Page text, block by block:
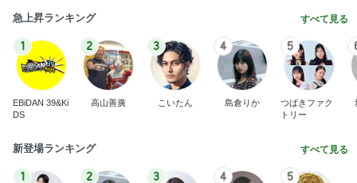
急上昇ランキング すべて見る
1
EBiDAN 39&Ki
DS
2
高山善廣
3
こいたん
4
島倉りか
5
つばきファク
トリー
新登場ランキング すべて見る
1 2 3 4 5